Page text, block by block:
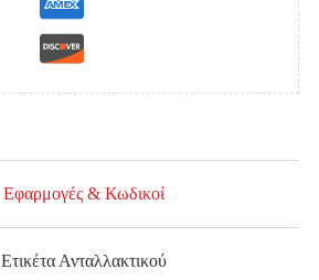
Εφαρμογές & Κωδικοί
Ετικέτα Ανταλλακτικού